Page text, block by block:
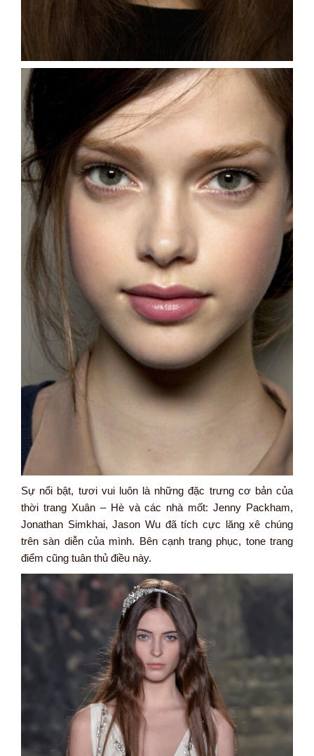
Sự nổi bật, tươi vui luôn là những đặc trưng cơ bản của
thời trang Xuân – Hè và các nhà mốt: Jenny Packham,
Jonathan Simkhai, Jason Wu đã tích cực lăng xê chúng
trên sàn diễn của mình. Bên cạnh trang phục, tone trang
điểm cũng tuân thủ điều này.